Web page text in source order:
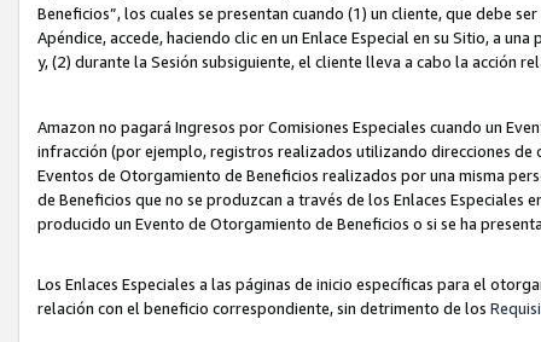
Beneficios”, los cuales se presentan cuando (1) un cliente, que debe
Apéndice, accede, haciendo clic en un Enlace Especial en su Sitio, a
y, (2) durante la Sesión subsiguiente, el cliente lleva a cabo la acción
Amazon no pagará Ingresos por Comisiones Especiales cuando un
infracción (por ejemplo, registros realizados utilizando direcciones
Eventos de Otorgamiento de Beneficios realizados por una misma
de Beneficios que no se produzcan a través de los Enlaces Especiales
producido un Evento de Otorgamiento de Beneficios o si se ha
Los Enlaces Especiales a las páginas de inicio específicas para el
relación con el beneficio correspondiente, sin detrimento de los